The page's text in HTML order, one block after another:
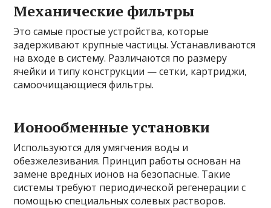
Механические фильтры
Это самые простые устройства, которые
задерживают крупные частицы. Устанавливаются
на входе в систему. Различаются по размеру
ячейки и типу конструкции — сетки, картриджи,
самоочищающиеся фильтры.
Ионообменные установки
Используются для умягчения воды и
обезжелезивания. Принцип работы основан на
замене вредных ионов на безопасные. Такие
системы требуют периодической регенерации с
помощью специальных солевых растворов.